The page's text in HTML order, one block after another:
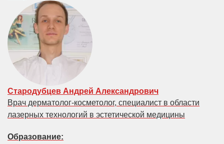
Стародубцев Андрей Александрович
Врач дерматолог-косметолог, специалист в области
лазерных технологий в эстетической медицины
Образование: